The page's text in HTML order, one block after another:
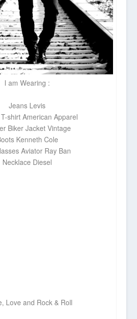
I am Wearing :
Jeans Levis
shirt American Apparel
Biker Jacket Vintage
Kenneth Cole
Aviator Ray Ban
Necklace Diesel
Love and Rock & Roll